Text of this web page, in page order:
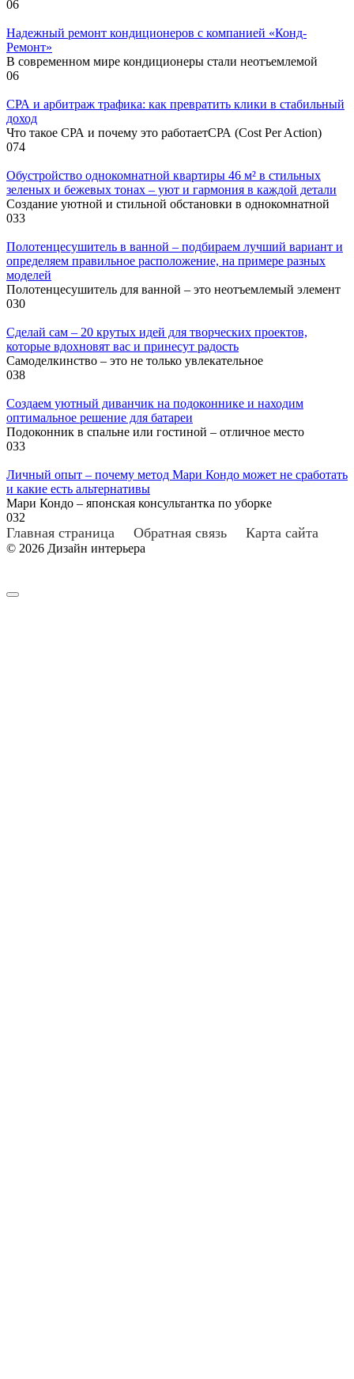
06
Надежный ремонт кондиционеров с компанией «Конд-
Ремонт»
В современном мире кондиционеры стали неотъемлемой
06
СРА и арбитраж трафика: как превратить клики в стабильный
доход
Что такое СРА и почему это работаетСРА (Cost Per Action)
074
Обустройство однокомнатной квартиры 46 м² в стильных
зеленых и бежевых тонах – уют и гармония в каждой детали
Создание уютной и стильной обстановки в однокомнатной
033
Полотенцесушитель в ванной – подбираем лучший вариант и
определяем правильное расположение, на примере разных
моделей
Полотенцесушитель для ванной – это неотъемлемый элемент
030
Сделай сам – 20 крутых идей для творческих проектов,
которые вдохновят вас и принесут радость
Самоделкинство – это не только увлекательное
038
Создаем уютный диванчик на подоконнике и находим
оптимальное решение для батареи
Подоконник в спальне или гостиной – отличное место
033
Личный опыт – почему метод Мари Кондо может не сработать
и какие есть альтернативы
Мари Кондо – японская консультантка по уборке
032
Главная страница Обратная связь Карта сайта
© 2026 Дизайн интерьера